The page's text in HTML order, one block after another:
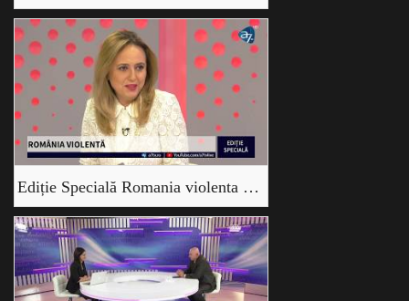
Ediție Specială Romania violenta - cu Avocat Amedeo Dima, Cosmina Cerva, și Cornel Dărvășan